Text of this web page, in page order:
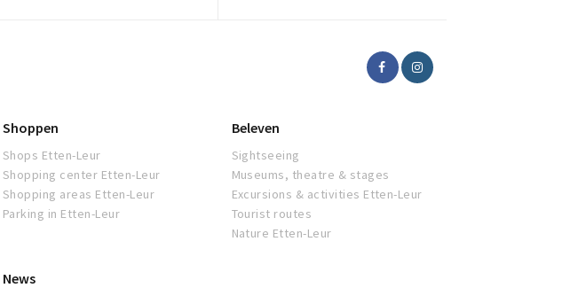
Shoppen
Shops Etten-Leur
Shopping center Etten-Leur
Shopping areas Etten-Leur
Parking in Etten-Leur
Beleven
Sightseeing
Museums, theatre & stages
Excursions & activities Etten-Leur
Tourist routes
Nature Etten-Leur
News